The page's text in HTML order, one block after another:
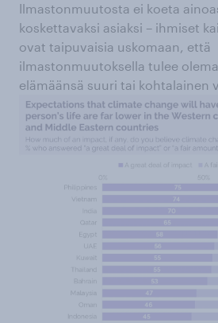
Ilmastonmuutosta ei koeta
koskettavaksi asiaksi – ihmiset
ovat taipuvaisia uskomaan, että
ilmastonmuutoksella tulee
elämäänsä suuri tai kohtalainen